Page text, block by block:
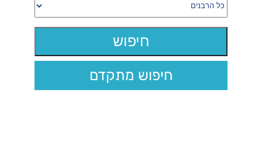
חיפוש מתקדם